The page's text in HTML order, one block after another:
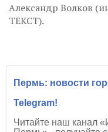
Александр Волков
ТЕКСТ).
Пермь: новости
Telegram!
Читайте наш канал